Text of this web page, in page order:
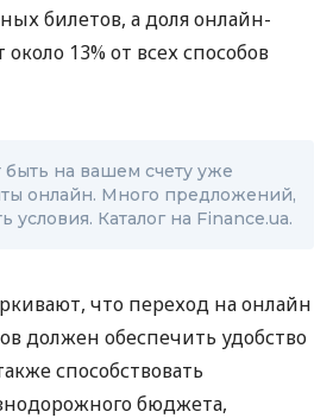
билетов, а доля онлайн-
около 13% от всех способов
быть на вашем счету уже
онлайн. Много предложений,
условия. Каталог на Finance.ua.
что переход на онлайн
должен обеспечить удобство
способствовать
бюджета,